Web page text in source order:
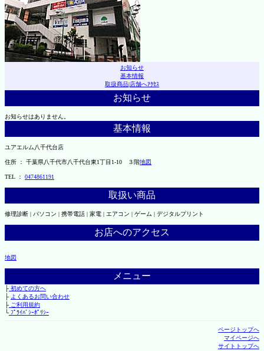
お知らせ
基本情報
取扱商品|店舗へｱｸｾｽ
お知らせ
お知らせはありません。
基本情報
ユアエルム八千代台店
住所 ： 千葉県八千代市八千代台東1丁目1-10 ３階地図
TEL ： 0474861191
取扱い商品
修理診断 | パソコン | 携帯電話 | 家電 | エアコン | ゲーム | デジタルプリント
お店へのアクセス
地図
メニュー
├初めての方へ
├ よくあるお問い合わせ
├ご利用規約
└ﾌﾟﾗｲﾊﾞｼｰﾎﾟﾘｼｰ
ページトップへ
マイページへ
サイトトップへ